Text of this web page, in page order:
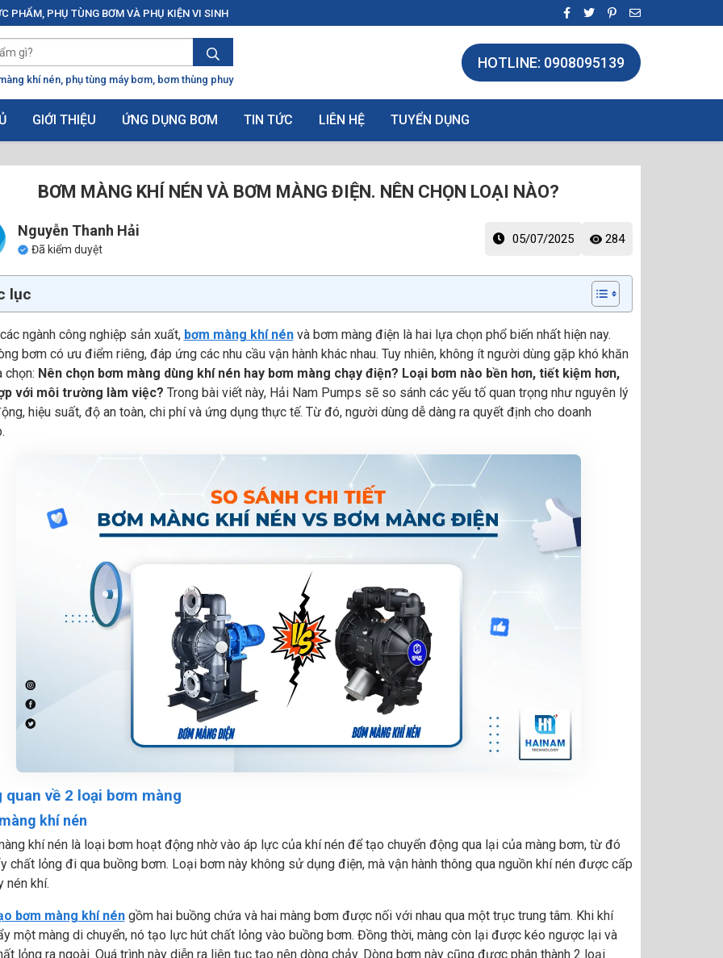
PHẨM, PHỤ TÙNG BƠM VÀ PHỤ KIỆN VI SINH
khí nén phụ tùng máy bơm bơm thùng phuy
HOTLINE: 0908095139
GIỚI THIỆU ỨNG DỤNG BƠM TIN TỨC LIÊN HỆ TUYỂN DỤNG
BƠM MÀNG KHÍ NÉN VÀ BƠM MÀNG ĐIỆN. NÊN CHỌN LOẠI NÀO?
Nguyễn Thanh Hải
Đã kiểm duyệt
05/07/2025 284
lục
ngành công nghiệp sản xuất, bơm màng khí nénvà bơm màng điện là hai lựa chọn phổ biến nhất hiện nay.
bơm có ưu điểm riêng, đáp ứng các nhu cầu vận hành khác nhau. Tuy nhiên, không ít người dùng gặp khó khăn
chọn: Nên chọn bơm màng dùng khí nén hay bơm màng chạy điện? Loại bơm nào bền hơn, tiết kiệm hơn,
với môi trường làm việc? Trong bài viết này, Hải Nam Pumps sẽ so sánh các yếu tố quan trọng như nguyên lý
hiệu suất, độ an toàn, chi phí và ứng dụng thực tế. Từ đó, người dùng dễ dàng ra quyết định cho doanh
quan về 2 loại bơm màng
khí nén
khí nén là loại bơm hoạt động nhờ vào áp lực của khí nén để tạo chuyển động qua lại của màng bơm, từ đó
chất lỏng đi qua buồng bơm. Loại bơm này không sử dụng điện, mà vận hành thông qua nguồn khí nén được cấp
nén khí.
bơm màng khí néngồm hai buồng chứa và hai màng bơm được nối với nhau qua một trục trung tâm. Khi khí
một màng di chuyển, nó tạo lực hút chất lỏng vào buồng bơm. Đồng thời, màng còn lại được kéo ngược lại và
lỏng ra ngoài. Quá trình này diễn ra liên tục tạo nên dòng chảy. Dòng bơm này cũng được phân thành 2 loại